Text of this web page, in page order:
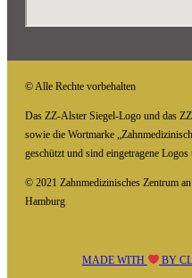
© Alle Rechte vorbehalten
Das ZZ-Alster Siegel-Logo und das
sowie die Wortmarke
geschützt und sind eingetragene
© 2021 Zahnmedizinisches Zentrum
Hamburg
MADE WITH BY